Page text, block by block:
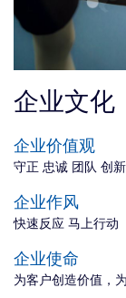
企业文化
企业价值观
守正 忠诚 团队 创新
企业作风
快速反应 马上行动
企业使命
为客户创造价值，